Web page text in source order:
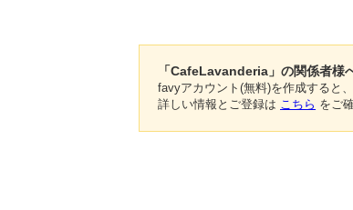
「CafeLavanderia」の関係者様
favyアカウント(無料)を作成すると
詳しい情報とご登録は こちら をご